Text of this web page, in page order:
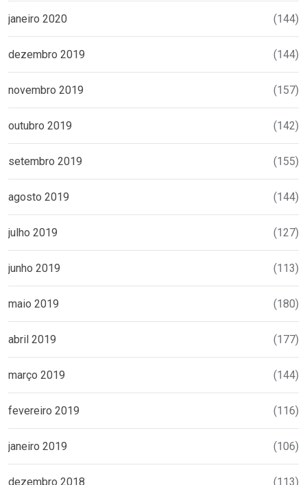
janeiro 2020 (144)
dezembro 2019 (144)
novembro 2019 (157)
outubro 2019 (142)
setembro 2019 (155)
agosto 2019 (144)
julho 2019 (127)
junho 2019 (113)
maio 2019 (180)
abril 2019 (177)
março 2019 (144)
fevereiro 2019 (116)
janeiro 2019 (106)
dezembro 2018 (113)